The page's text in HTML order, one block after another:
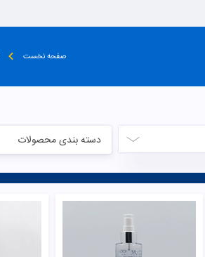
صفحه نخست
دسته بندی محصولات